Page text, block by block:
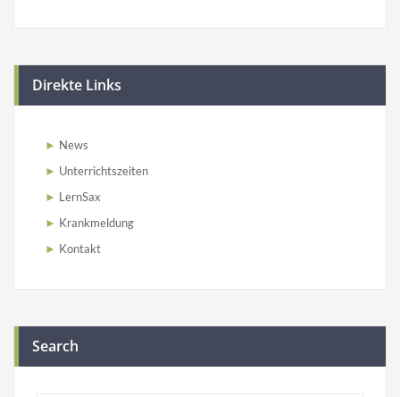
Direkte Links
News
Unterrichtszeiten
LernSax
Krankmeldung
Kontakt
Search